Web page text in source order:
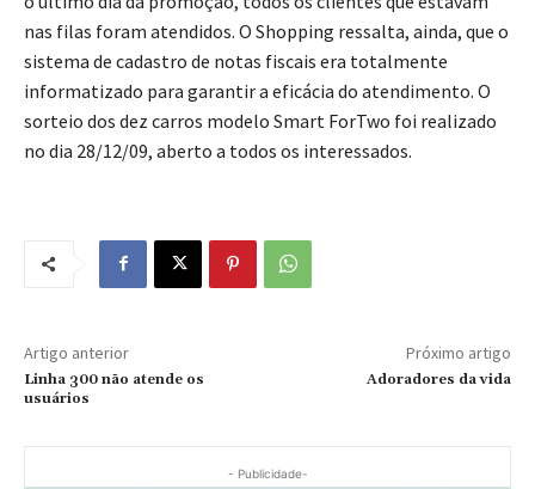
nas filas foram atendidos. O Shopping ressalta, ainda, que o
sistema de cadastro de notas fiscais era totalmente
informatizado para garantir a eficácia do atendimento. O
sorteio dos dez carros modelo Smart ForTwo foi realizado
no dia 28/12/09, aberto a todos os interessados.
Artigo anterior
Linha 300 não atende os
usuários
Próximo artigo
Adoradores da vida
- Publicidade-